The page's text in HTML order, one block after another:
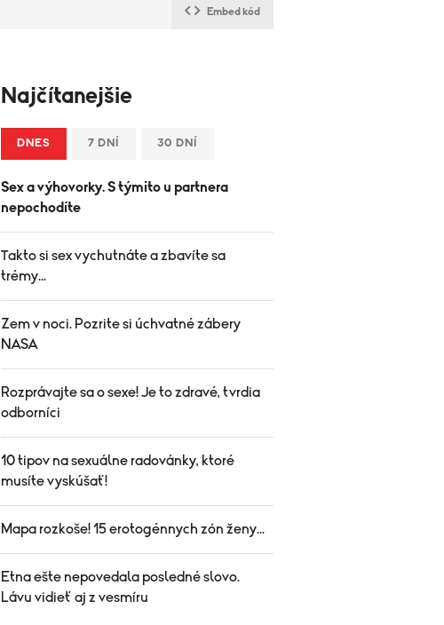
Embed kód
Najčítanejšie
DNES 7 DNÍ 30 DNÍ
Sex a výhovorky. S týmito u partnera
nepochodíte
Takto si sex vychutnáte a zbavíte sa
trémy...
Zem v noci. Pozrite si úchvatné zábery
NASA
Rozprávajte sa o sexe! Je to zdravé, tvrdia
odborníci
10 tipov na sexuálne radovánky, ktoré
musíte vyskúšať!
Mapa rozkoše! 15 erotogénnych zón ženy...
Etna ešte nepovedala posledné slovo.
Lávu vidieť aj z vesmíru